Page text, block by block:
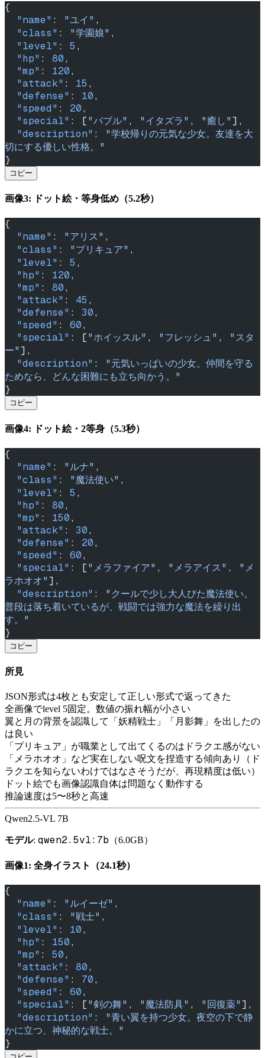
{
  "name"
: "ユイ" ,
  "class"
: "学園娘" ,
  "level"
: 5 ,
  "hp"
: 80,
  "mp"
: 120,
  "attack"
: 15 ,
  "defense"
: 10,
  "speed"
: 20,
  "special"
: ["バブル" , "イタズラ" , "癒し"],
  "description"
: "学校帰りの元気な少女。友達を大
切にする優しい性格。"
}
コピー
画像3: ドット絵・等身低め（5.2秒）
{
  "name"
: "アリス" ,
  "class"
: "プリキュア" ,
  "level"
: 5 ,
  "hp"
: 120,
  "mp"
: 80,
  "attack"
: 45 ,
  "defense"
: 30,
  "speed"
: 60,
  "special"
: ["ホイッスル" , "フレッシュ" , "スタ
ー"],
  "description"
: "元気いっぱいの少女。仲間を守る
ためなら、どんな困難にも立ち向かう。"
}
コピー
画像4: ドット絵・2等身（5.3秒）
{
  "name"
: "ルナ" ,
  "class"
: "魔法使い" ,
  "level"
: 5 ,
  "hp"
: 80,
  "mp"
: 150,
  "attack"
: 30,
  "defense"
: 20,
  "speed"
: 60,
  "special"
: ["メラファイア" , "メラアイス" , "メ
ラホオオ"],
  "description"
: "クールで少し大人びた魔法使い。
普段は落ち着いているが、戦闘では強力な魔法を繰り出
す。"
}
コピー
所見
JSON形式は4枚とも安定して正しい形式で返ってきた
全画像でlevel 5固定。数値の振れ幅が小さい
翼と月の背景を認識して「妖精戦士」「月影舞」を出したの
は良い
「プリキュア」が職業として出てくるのはドラクエ感がない
「メラホオオ」など実在しない呪文を捏造する傾向あり（ド
ラクエを知らないわけではなさそうだが、再現精度は低い）
ドット絵でも画像認識自体は問題なく動作する
推論速度は5〜8秒と高速
Qwen2.5-VL 7B
モデル: qwen2.5vl:7b （6.0GB）
画像1: 全身イラスト（24.1秒）
{
  "name"
: "ルイーゼ" ,
  "class"
: "戦士" ,
  "level"
: 10,
  "hp"
: 150,
  "mp"
: 50,
  "attack"
: 80,
  "defense"
: 70,
  "speed"
: 60,
  "special"
: ["剣の舞" , "魔法防具" , "回復薬"],
  "description"
: "青い翼を持つ少女。夜空の下で静
かに立つ、神秘的な戦士。"
}